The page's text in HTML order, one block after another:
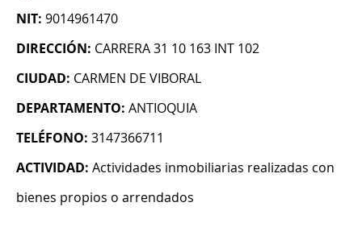
NIT: 9014961470
DIRECCIÓN: CARRERA 31 10 163 INT 102
CIUDAD: CARMEN DE VIBORAL
DEPARTAMENTO: ANTIOQUIA
TELÉFONO: 3147366711
ACTIVIDAD: Actividades inmobiliarias realizadas con
bienes propios o arrendados